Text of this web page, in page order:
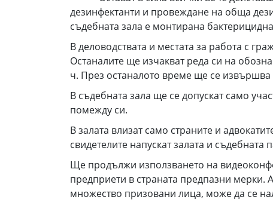
дезинфектанти и провеждане на обща
съдебната зала е монтирана
В деловодствата и местата за работа с
Останалите ще изчакват реда си на
ч. През останалото време ще се
В съдебната зала ще се допускат само
помежду си.
В залата влизат само страните и
свидетелите напускат залата и
Ще продължи използването на
предприети в страната предпазни мерки.
множество призовани лица, може да се